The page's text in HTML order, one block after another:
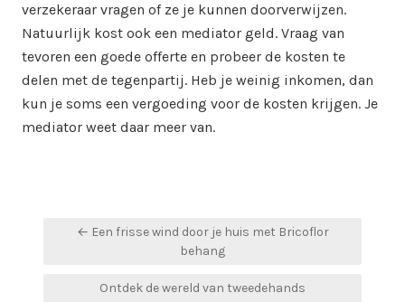
verzekeraar vragen of ze je kunnen doorverwijzen.
Natuurlijk kost ook een mediator geld. Vraag van
tevoren een goede offerte en probeer de kosten te
delen met de tegenpartij. Heb je weinig inkomen, dan
kun je soms een vergoeding voor de kosten krijgen. Je
mediator weet daar meer van.
Bericht← Een frisse wind door je huis met Bricoflor
behang
Ontdek de wereld van tweedehands